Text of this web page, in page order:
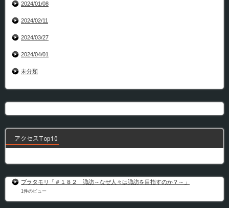
2024/01/08
2024/02/11
2024/03/27
2024/04/01
未分類
アクセスTop10
ブラタモリ「＃１８２ 諏訪～なぜ人々は諏訪を目指すのか？～」
1件のビュー